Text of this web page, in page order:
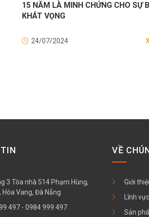
15 NĂM LÀ MINH CHỨNG CHO SỰ
KHÁT VỌNG
24/07/2024
3 Tòa nhà 514 Phạm Hùng,
Hòa Vang, Đà Nẵng
497 - 0984 999 497
VỀ
Giới
Lĩnh
Sản